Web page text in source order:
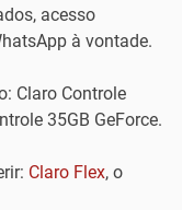
acesso
à vontade.
Claro Controle
35GB GeForce.
Claro Flex, o